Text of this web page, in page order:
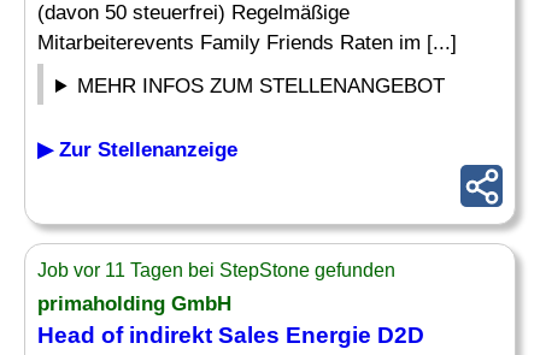
(davon 50 steuerfrei) Regelmäßige
Mitarbeiterevents Family Friends Raten im [...]
MEHR INFOS ZUM STELLENANGEBOT
▶ Zur Stellenanzeige
Job vor 11 Tagen bei StepStone gefunden
primaholding GmbH
Head of indirekt Sales Energie D2D